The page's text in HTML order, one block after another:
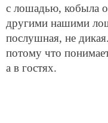
с лошадью, кобыла
другими нашими
послушная, не
потому что
а в гостях.